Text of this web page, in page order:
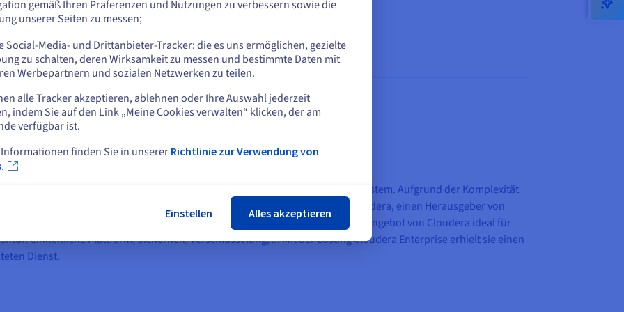
und die Bedingungen der Agentur erfüllen
und Europa, ... die Liste der Anforderungen war lang!
ein bewährtes Framework mit einem vielfältigen und umfangreichen Ökosystem. Aufgrund der Komplexität
eine Distribution zu verwenden und entschied sich schließlich für Cloudera, einen Herausgeber von
in diesem Bereich und Mitwirkender in der Hadoop-Community war das Angebot von Cloudera ideal für
einheitliche Plattform, Sicherheit, Verschlüsselung, ... Mit der Lösung Cloudera Enterprise erhielt sie einen
Dienst.
der aktuellen Website bleiben
andere Website wählen
gemäß Ihren Präferenzen und Nutzungen zu verbessern sowie die
unserer Seiten zu messen;
Social-Media- und Drittanbieter-Tracker: die es uns ermöglichen, gezielte
zu schalten, deren Wirksamkeit zu messen und bestimmte Daten mit
Werbepartnern und sozialen Netzwerken zu teilen.
alle Tracker akzeptieren, ablehnen oder Ihre Auswahl jederzeit
indem Sie auf den Link „Meine Cookies verwalten“ klicken, der am
verfügbar ist.
finden Sie in unsererRichtlinie zur Verwendung von
Einstellen Alles akzeptieren